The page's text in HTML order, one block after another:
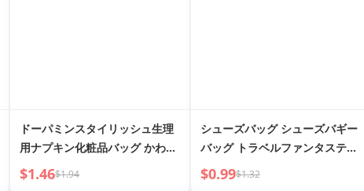
ドーパミンスタイリッシュ生理
用ナプキン化粧品バッグ かわい
いインスタイル漫画大容量生理
用品 ポータブルリップスティッ
$1.46$1.94
シューズバッグ シューズバギー
バッグ トラベルファンタスティ
ックバッグ 防塵バッグ 透明トラ
ベルシューズカバー 白い靴 日焼
$0.99$1.32